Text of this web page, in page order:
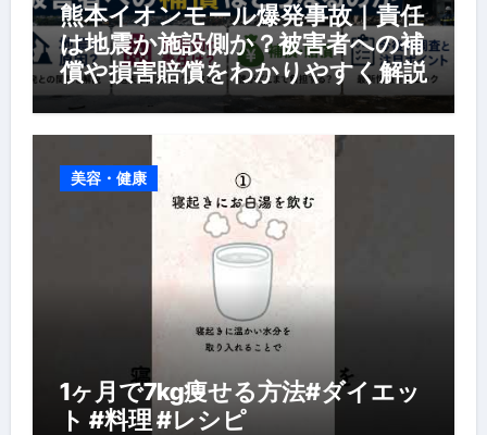
熊本イオンモール爆発事故｜責任
は地震か施設側か？被害者への補
償や損害賠償をわかりやすく解説
美容・健康
1ヶ月で7kg痩せる方法#ダイエッ
ト #料理 #レシピ